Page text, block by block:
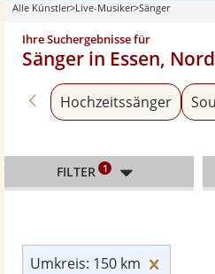
Alle Künstler>Live-Musiker>Sänger
Ihre Suchergebnisse für
Sänger in Essen,
Zurück zu «Live-Musiker»
Hochzeitssänger
Umkreis: 150 km
FILTER 1